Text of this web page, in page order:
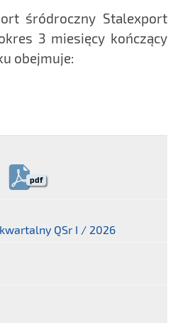
śródroczny Stalexport
3 miesięcy kończący
obejmuje:
pdf
QSr I / 2026